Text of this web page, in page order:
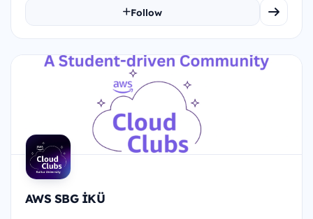
Follow
AWS SBG İKÜ